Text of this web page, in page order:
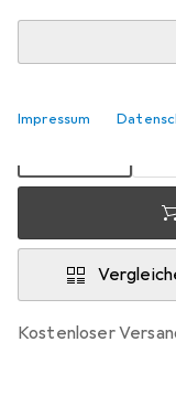
Impressum
pro Stück
pro
Kostenloser